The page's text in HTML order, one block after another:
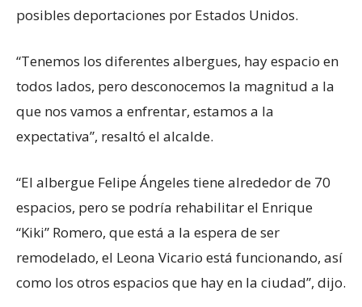
posibles deportaciones por Estados Unidos.
“Tenemos los diferentes albergues, hay espacio en
todos lados, pero desconocemos la magnitud a la
que nos vamos a enfrentar, estamos a la
expectativa”, resaltó el alcalde.
“El albergue Felipe Ángeles tiene alrededor de 70
espacios, pero se podría rehabilitar el Enrique
“Kiki” Romero, que está a la espera de ser
remodelado, el Leona Vicario está funcionando, así
como los otros espacios que hay en la ciudad”, dijo.